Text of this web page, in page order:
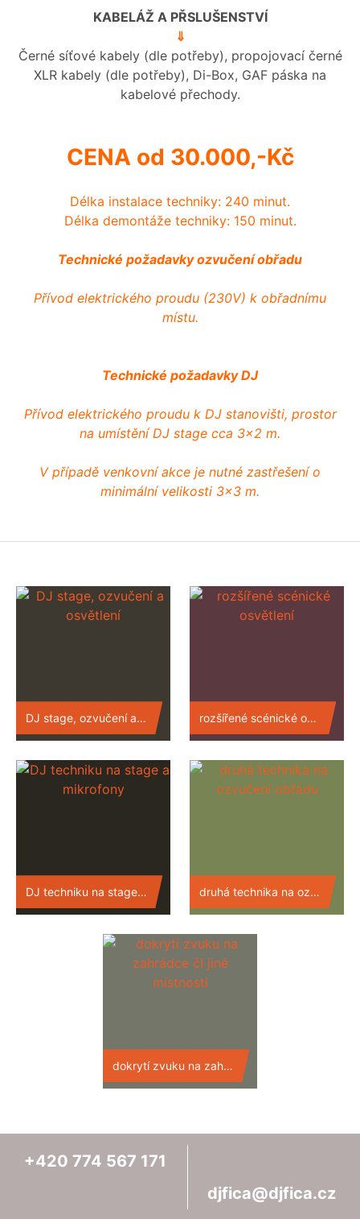
KABELÁŽ A PŘSLUŠENSTVÍ
⇓
Černé síťové kabely (dle potřeby), propojovací černé
XLR kabely (dle potřeby), Di-Box, GAF páska na
kabelové přechody.
CENA od 30.000,-Kč
Délka instalace techniky: 240 minut.
Délka demontáže techniky: 150 minut.
Technické požadavky ozvučení obřadu
Přívod elektrického proudu (230V) k obřadnímu
místu.
Technické požadavky DJ
Přívod elektrického proudu k DJ stanovišti, prostor
na umístění DJ stage cca 3x2 m.
V případě venkovní akce je nutné zastřešení o
minimální velikosti 3x3 m.
DJ stage, ozvučení a osvětlení rozšířené scénické osvětlení
DJ techniku na stage a mikrofony druhá technika na ozvučení obřadu
dokrytí zvuku na zahrádce či jiné místnosti
+420 774 567 171
djfica@djfica.cz